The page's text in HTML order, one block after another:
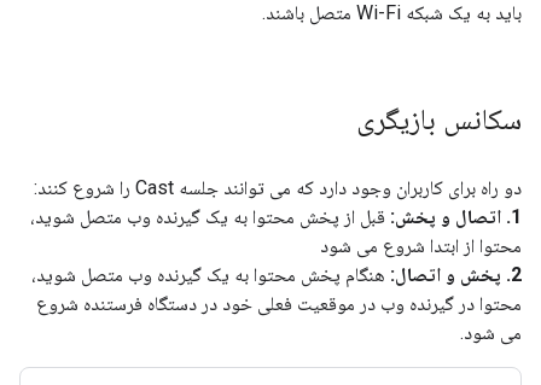
باید به یک شبکه Wi-Fi متصل باشند.
سکانس بازیگری
دو راه برای کاربران وجود دارد که می توانند جلسه Cast را شروع کنند:
1. اتصال و پخش:
قبل از پخش محتوا به یک گیرنده وب متصل شوید،
محتوا از ابتدا شروع می شود
2. پخش و اتصال:
هنگام پخش محتوا به یک گیرنده وب متصل شوید،
محتوا در گیرنده وب در موقعیت فعلی خود در دستگاه فرستنده شروع
می شود.